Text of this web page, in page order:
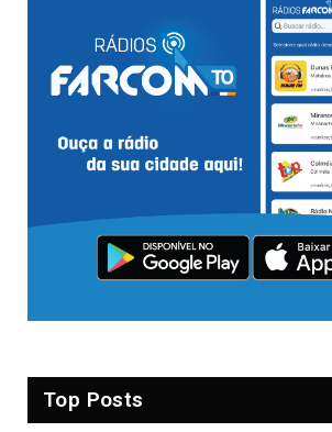
Top Posts